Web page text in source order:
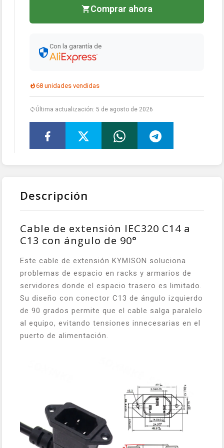
Comprar ahora
Con la garantía de
68 unidades vendidas
Última actualización: 5 de agosto de 2026
Descripción
Cable de extensión IEC320 C14 a
C13 con ángulo de 90°
Este cable de extensión KYMISON soluciona
problemas de espacio en racks y armarios de
servidores donde el espacio trasero es limitado.
Su diseño con conector C13 de ángulo izquierdo
de 90 grados permite que el cable salga paralelo
al equipo, evitando tensiones innecesarias en el
puerto de alimentación.